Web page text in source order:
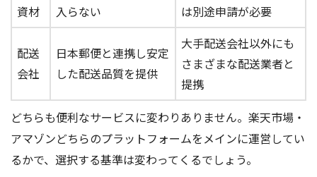
資材
入らない
は別途申請が必要
配送
会社
日本郵便と連携し安定
した配送品質を提供
大手配送会社以外にも
さまざまな配送業者と
提携
どちらも便利なサービスに変わりありません。楽天市場・
アマゾンどちらのプラットフォームをメインに運営してい
るかで、選択する基準は変わってくるでしょう。